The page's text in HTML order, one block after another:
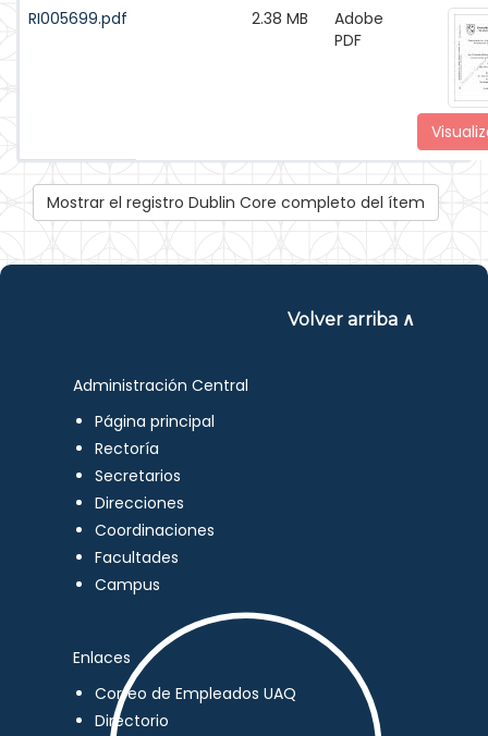
RI005699.pdf
2.38 MB
Adobe
PDF
Mostrar el registro Dublin Core completo del ítem
Volver arriba ∧
Administración Central
Página principal
Rectoría
Secretarios
Direcciones
Coordinaciones
Facultades
Campus
Enlaces
Correo de Empleados UAQ
Directorio